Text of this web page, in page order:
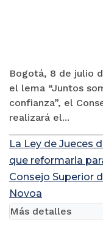
Bogotá, 8 de julio
el lema “Juntos
confianza”, el
realizará el...
La Ley de Jueces
que reformarla
Consejo Superior
Novoa
Más detalles